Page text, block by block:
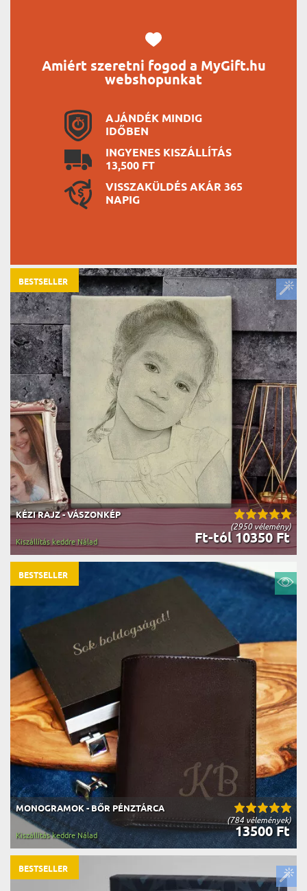
Amiért szeretni fogod a MyGift.hu
webshopunkat
AJÁNDÉK MINDIG
IDŐBEN
INGYENES KISZÁLLÍTÁS
13,500 FT
VISSZAKÜLDÉS AKÁR 365
NAPIG
(2950 vélemény)
KÉZI RAJZ - VÁSZONKÉP
Ft-tól 10350 Ft
Kiszállítás keddre Nálad
BESTSELLER
(784 vélemények)
MONOGRAMOK - BŐR PÉNZTÁRCA
13500 Ft
Kiszállítás keddre Nálad
BESTSELLER
BESTSELLER